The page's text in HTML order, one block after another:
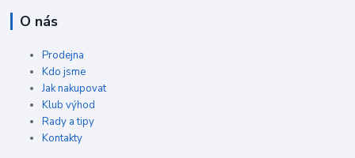
O nás
Prodejna
Kdo jsme
Jak nakupovat
Klub výhod
Rady a tipy
Kontakty